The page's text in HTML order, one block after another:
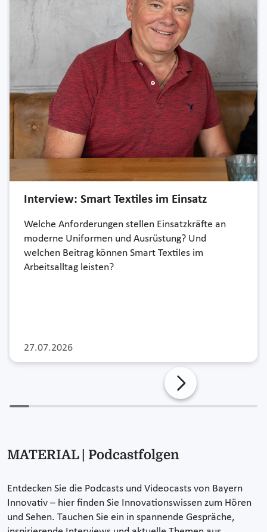
27.07.2026
Interview: Smart Textiles im Einsatz
Welche Anforderungen stellen Einsatzkräfte an
moderne Uniformen und Ausrüstung? Und
welchen Beitrag können Smart Textiles im
Arbeitsalltag leisten?
MATERIAL | Podcastfolgen
Entdecken Sie die Podcasts und Videocasts von Bayern
Innovativ – hier finden Sie Innovationswissen zum Hören
und Sehen. Tauchen Sie ein in spannende Gespräche,